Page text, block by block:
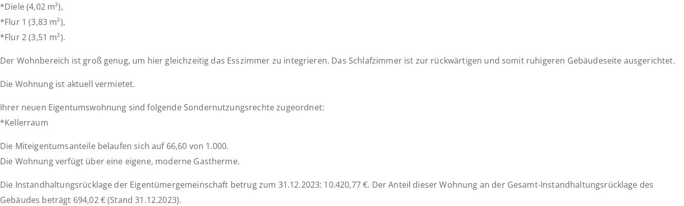
*Diele (4,02 m²),
*Flur 1 (3,83 m²),
*Flur 2 (3,51 m²).
Der Wohnbereich ist groß genug, um hier gleichzeitig das Esszimmer zu integrieren. Das Schlafzimmer ist zur rückwärtigen und somit ruhigeren Gebäudeseite ausgerichtet.
Die Wohnung ist aktuell vermietet.
Ihrer neuen Eigentumswohnung sind folgende Sondernutzungsrechte zugeordnet:
*Kellerraum
Die Miteigentumsanteile belaufen sich auf 66,60 von 1.000.
Die Wohnung verfügt über eine eigene, moderne Gastherme.
Die Instandhaltungsrücklage der Eigentümergemeinschaft betrug zum 31.12.2023: 10.420,77 €. Der Anteil dieser Wohnung an der Gesamt-Instandhaltungsrücklage des
Gebäudes beträgt 694,02 € (Stand 31.12.2023).